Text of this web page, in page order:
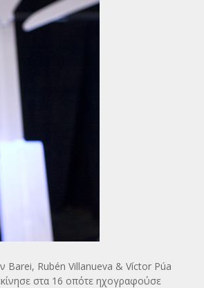
Barei, Rubén Villanueva & Víctor Púa
στα 16 οπότε ηχογραφούσε